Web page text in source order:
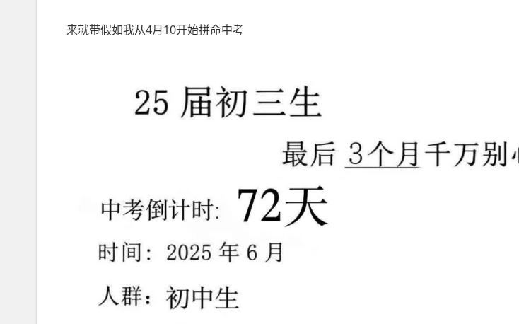
来就带假如我从4月10开始拼命中考